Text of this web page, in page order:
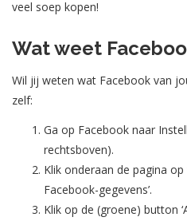
veel soep kopen!
Wat weet
Wil jij weten wat Facebook van
zelf:
Ga op Facebook naar
rechtsboven).
Klik onderaan de pagina
Facebook-gegevens’.
Klik op de (groene) button